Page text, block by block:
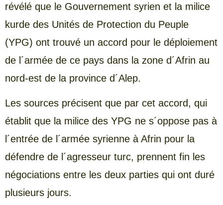
révélé que le Gouvernement syrien et la milice
kurde des Unités de Protection du Peuple
(YPG) ont trouvé un accord pour le déploiement
de l´armée de ce pays dans la zone d´Afrin au
nord-est de la province d´Alep.
Les sources précisent que par cet accord, qui
établit que la milice des YPG ne s´oppose pas à
l´entrée de l´armée syrienne à Afrin pour la
défendre de l´agresseur turc, prennent fin les
négociations entre les deux parties qui ont duré
plusieurs jours.